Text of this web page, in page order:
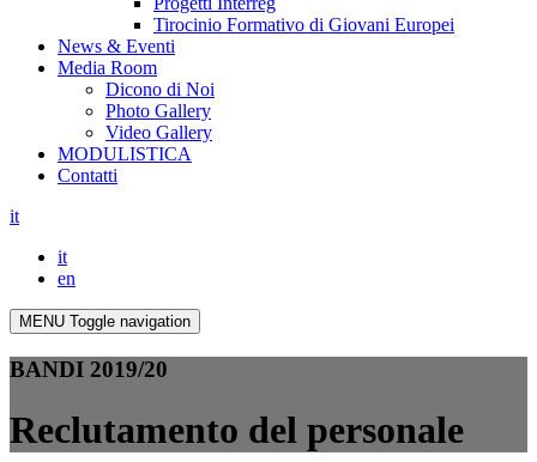
Tirocinio Formativo di Giovani Europei
News & Eventi
Media Room
Dicono di Noi
Photo Gallery
Video Gallery
MODULISTICA
Contatti
it
it
en
MENU Toggle navigation
BANDI 2019/20
Reclutamento del personale